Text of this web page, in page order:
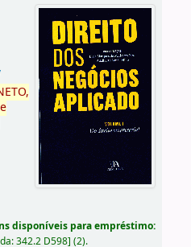
disponíveis para empréstimo:
342.2 D598] (2).